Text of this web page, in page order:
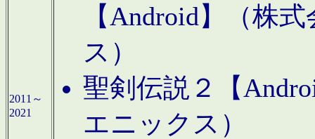
2011～
2021
【Android】（株
ス）
聖剣伝説２【
エニックス）